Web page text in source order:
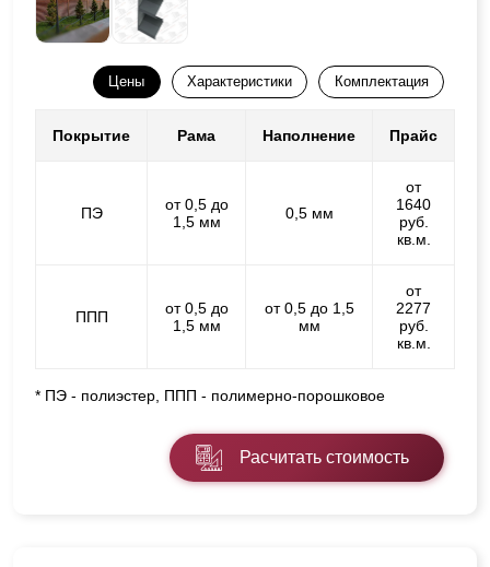
Цены Характеристики Комплектация
Покрытие Рама Наполнение Прайс
ПЭ
от 0,5 до
1,5 мм
0,5 мм
от
1640
руб.
кв.м.
ППП
от 0,5 до
1,5 мм
от 0,5 до 1,5
мм
от
2277
руб.
кв.м.
* ПЭ - полиэстер, ППП - полимерно-порошковое
Расчитать стоимость